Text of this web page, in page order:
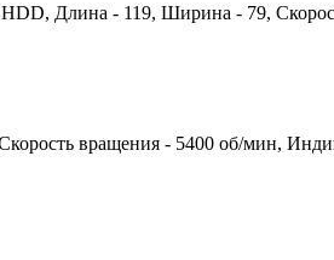
Длина - 119, Ширина - 79,
вращения - 5400 об/мин,